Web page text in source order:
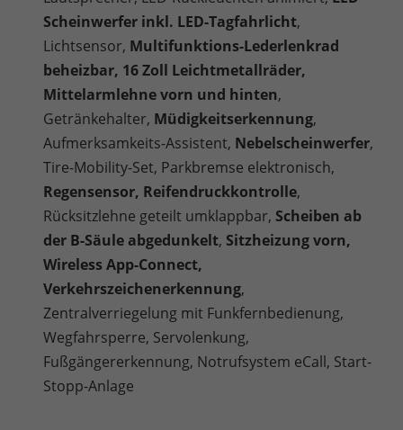
Scheinwerfer inkl. LED-Tagfahrlicht,
Lichtsensor, Multifunktions-Lederlenkrad
beheizbar, 16 Zoll Leichtmetallräder,
Mittelarmlehne vorn und hinten,
Getränkehalter, Müdigkeitserkennung,
Aufmerksamkeits-Assistent, Nebelscheinwerfer,
Tire-Mobility-Set, Parkbremse elektronisch,
Regensensor, Reifendruckkontrolle,
Rücksitzlehne geteilt umklappbar, Scheiben ab
der B-Säule abgedunkelt, Sitzheizung vorn,
Wireless App-Connect,
Verkehrszeichenerkennung,
Zentralverriegelung mit Funkfernbedienung,
Wegfahrsperre, Servolenkung,
Fußgängererkennung, Notrufsystem eCall, Start-
Stopp-Anlage